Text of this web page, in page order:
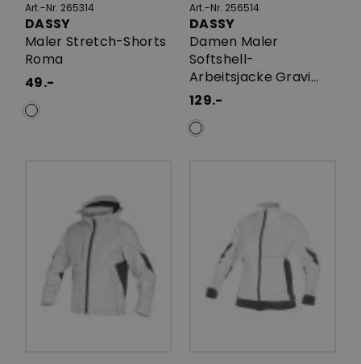
Art.-Nr. 265314
DASSY
Maler Stretch-Shorts
Roma
49.-
Art.-Nr. 256514
DASSY
Damen Maler
Softshell-
Arbeitsjacke Gravi...
129.-